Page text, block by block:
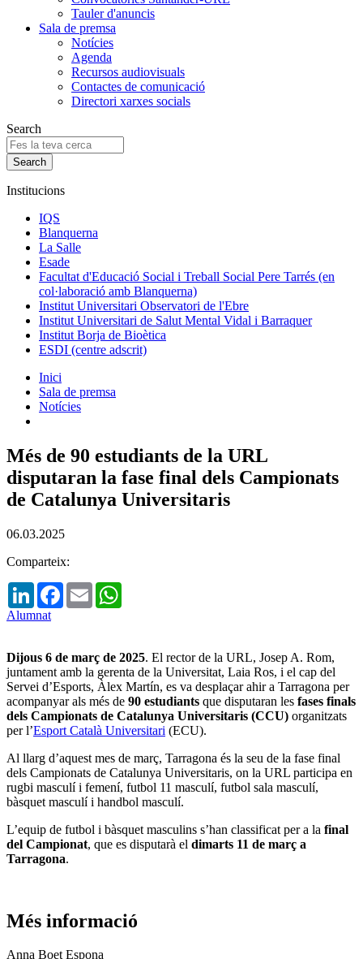
Tauler d'anuncis
Sala de premsa
Notícies
Agenda
Recursos audiovisuals
Contactes de comunicació
Directori xarxes socials
Search
Institucions
IQS
Blanquerna
La Salle
Esade
Facultat d'Educació Social i Treball Social Pere Tarrés (en
col·laboració amb Blanquerna)
Institut Universitari Observatori de l'Ebre
Institut Universitari de Salut Mental Vidal i Barraquer
Institut Borja de Bioètica
ESDI (centre adscrit)
Inici
Sala de premsa
Notícies
Més de 90 estudiants de la URL
disputaran la fase final dels Campionats
de Catalunya Universitaris
06.03.2025
Comparteix:
LinkedInFacebook
Email
Alumnat
Dijous 6 de març de 2025. El rector de la URL, Josep A. Rom,
juntament amb la gerenta de la Universitat, Laia Ros, i el cap del
Servei d’Esports, Àlex Martín, es va desplaçar ahir a Tarragona per
acompanyar als més de 90 estudiants que disputaran les fases finals
dels Campionats de Catalunya Universitaris (CCU) organitzats
per l’Esport Català Universitari (ECU).
Al llarg d’aquest mes de març, Tarragona és la seu de la fase final
dels Campionats de Catalunya Universitaris, on la URL participa en
rugbi masculí i femení, futbol 11 masculí, futbol sala masculí,
bàsquet masculí i handbol masculí.
L’equip de futbol i bàsquet masculins s’han classificat per a la final
del Campionat, que es disputarà el dimarts 11 de març a
Tarragona.
Més informació
Anna Boet Espona